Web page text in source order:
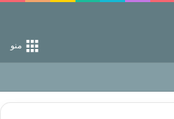
منو
وکناره‌گیری از راه خداست‌!